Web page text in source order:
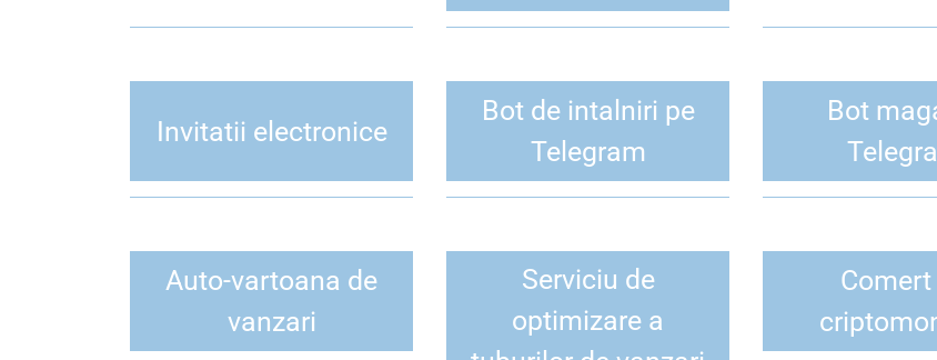
Invitatii electronice
Bot de intalniri pe
Telegram
Bot
Auto-vartoana de
vanzari
Serviciu de
optimizare a
Comert